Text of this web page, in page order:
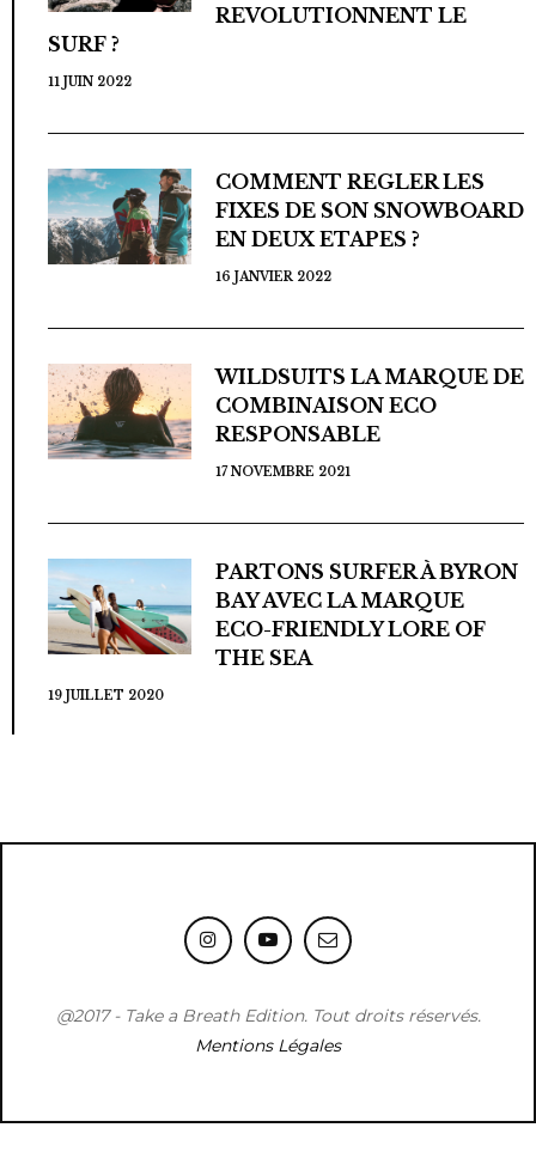
REVOLUTIONNENT LE
SURF ?
11 JUIN 2022
COMMENT REGLER LES
FIXES DE SON SNOWBOARD
EN DEUX ETAPES ?
16 JANVIER 2022
WILDSUITS LA MARQUE DE
COMBINAISON ECO
RESPONSABLE
17 NOVEMBRE 2021
PARTONS SURFER À BYRON
BAY AVEC LA MARQUE
ECO-FRIENDLY LORE OF
THE SEA
19 JUILLET 2020
@2017 - Take a Breath Edition. Tout droits réservés.
Mentions Légales